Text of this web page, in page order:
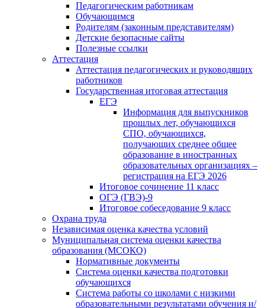
Педагогическим работникам
Обучающимся
Родителям (законным представителям)
Детские безопасные сайты
Полезные ссылки
Аттестация
Аттестация педагогических и руководящих
работников
Государственная итоговая аттестация
ЕГЭ
Информация для выпускников
прошлых лет, обучающихся
СПО, обучающихся,
получающих среднее общее
образование в иностранных
образовательных организациях –
регистрация на ЕГЭ 2026
Итоговое сочинение 11 класс
ОГЭ (ГВЭ)-9
Итоговое собеседование 9 класс
Охрана труда
Независимая оценка качества условий
Муниципальная система оценки качества
образования (МСОКО)
Нормативные документы
Система оценки качества подготовки
обучающихся
Система работы со школами с низкими
образовательными результатами обучения и/